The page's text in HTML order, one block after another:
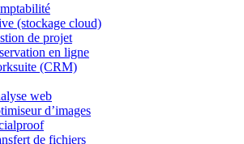
(stockage cloud)
de projet
en ligne
(CRM)
web
d’images
de fichiers